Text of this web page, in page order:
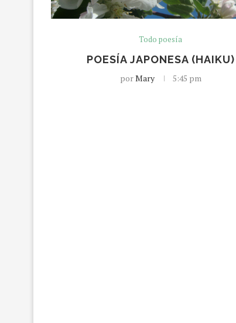
Todo poesía
POESÍA JAPONESA (HAIKU)
porMary 5:45 pm